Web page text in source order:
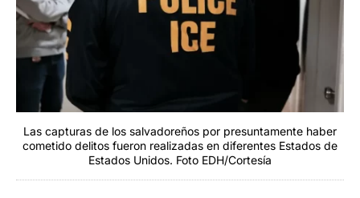
Las capturas de los salvadoreños por presuntamente haber
cometido delitos fueron realizadas en diferentes Estados de
Estados Unidos. Foto EDH/Cortesía